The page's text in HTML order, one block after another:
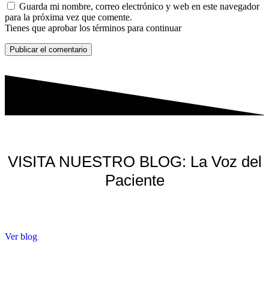
Guarda mi nombre, correo electrónico y web en este navegador
para la próxima vez que comente.
Tienes que aprobar los términos para continuar
Publicar el comentario
VISITA NUESTRO BLOG: La Voz del
Paciente
Ver blog